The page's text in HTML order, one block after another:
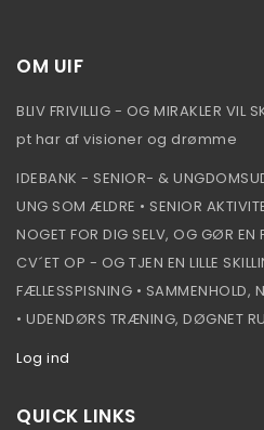
OM UIF
BLIV FRIVILLIG - OG MIRAKLER
pt har af visioner og drømme
IDEBANK - SENIOR- &
UNG SOM ÆLDRE • SENIOR
NOGET FOR DIG SELV, OG GØR EN
CV´ET OP - OG TJEN EN LILLE
FÆLLESSPISNING • SAMMENHOLD,
• UDENDØRS TRÆNING, DØGNET
Log ind
QUICK LINKS